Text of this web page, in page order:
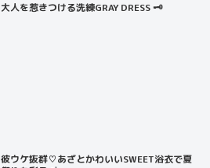
大人を惹きつける洗練GRAY DRESS 🗝️
彼ウケ抜群♡あざとかわいいSWEET浴衣で夏